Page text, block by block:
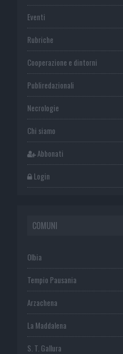
Eventi
Rubriche
Cooperazione e dintorni
Publiredazionali
Necrologie
Chi siamo
Abbonati
Login
COMUNI
Olbia
Tempio Pausania
Arzachena
La Maddalena
S. T. Gallura